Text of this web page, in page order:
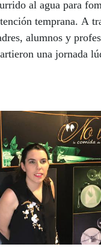
al agua para
temprana. A
alumnos y
una jornada